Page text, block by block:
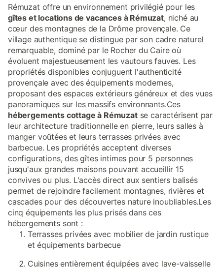
Rémuzat offre un environnement privilégié pour les
gîtes et locations de vacances à Rémuzat, niché au
cœur des montagnes de la Drôme provençale. Ce
village authentique se distingue par son cadre naturel
remarquable, dominé par le Rocher du Caire où
évoluent majestueusement les vautours fauves. Les
propriétés disponibles conjuguent l'authenticité
provençale avec des équipements modernes,
proposant des espaces extérieurs généreux et des vues
panoramiques sur les massifs environnants.Ces
hébergements cottage à Rémuzatse caractérisent par
leur architecture traditionnelle en pierre, leurs salles à
manger voûtées et leurs terrasses privées avec
barbecue. Les propriétés acceptent diverses
configurations, des gîtes intimes pour 5 personnes
jusqu'aux grandes maisons pouvant accueillir 15
convives ou plus. L'accès direct aux sentiers balisés
permet de rejoindre facilement montagnes, rivières et
cascades pour des découvertes nature inoubliables.Les
cinq équipements les plus prisés dans ces
hébergements sont :
Terrasses privées avec mobilier de jardin rustique
et équipements barbecue
Cuisines entièrement équipées avec lave-vaisselle